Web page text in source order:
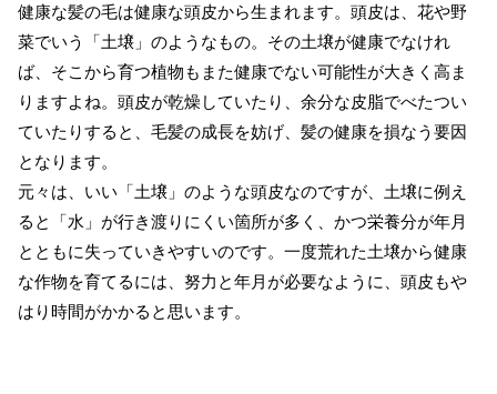
健康な髪の毛は健康な頭皮から生まれます。頭皮は、花や野
菜でいう「土壌」のようなもの。その土壌が健康でなけれ
ば、そこから育つ植物もまた健康でない可能性が大きく高ま
りますよね。頭皮が乾燥していたり、余分な皮脂でべたつい
ていたりすると、毛髪の成長を妨げ、髪の健康を損なう要因
となります。
元々は、いい「土壌」のような頭皮なのですが、土壌に例え
ると「水」が行き渡りにくい箇所が多く、かつ栄養分が年月
とともに失っていきやすいのです。一度荒れた土壌から健康
な作物を育てるには、努力と年月が必要なように、頭皮もや
はり時間がかかると思います。